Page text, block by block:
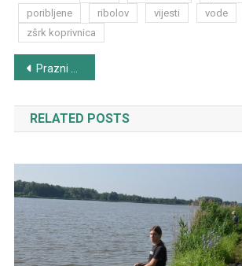
poribljene
ribolov vijesti vode
zšrk koprivnica
Navigacija
objava
Prazni se jezero Trakošćan
RELATED POSTS